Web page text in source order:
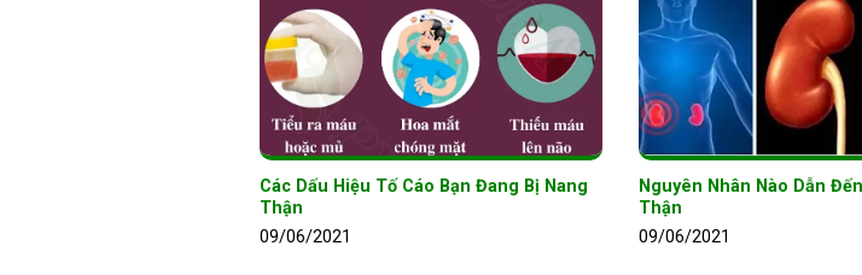
Các Dấu Hiệu Tố Cáo Bạn Đang Bị Nang
Thận
09/06/2021
Nguyên Nhân Nào Dẫn
Thận
09/06/2021